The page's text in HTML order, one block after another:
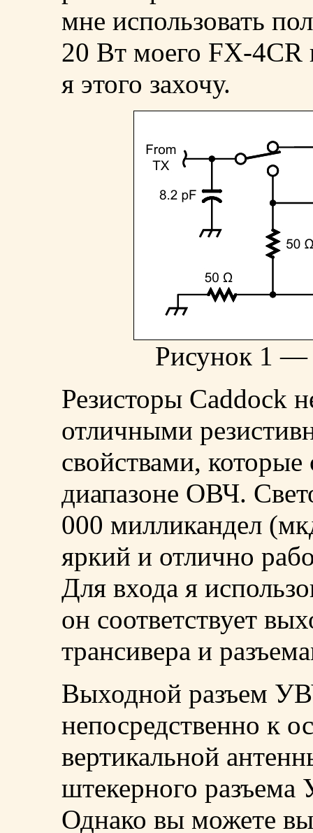
мне использовать
20 Вт моего FX-4CR
я этого захочу.
Рисунок 1
Резисторы Caddock
отличными
свойствами,
диапазоне ОВЧ.
000 милликандел
яркий и отлично
Для входа я
он соответствует
трансивера и
Выходной разъем
непосредственно к
вертикальной
штекерного
Однако вы можете